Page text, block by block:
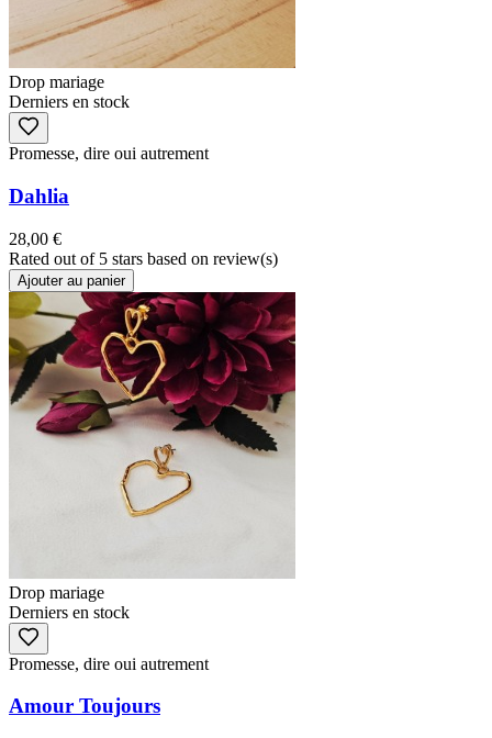
Drop mariage
Derniers en stock
Promesse, dire oui autrement
Dahlia
28,00 €
Rated out of 5 stars based on review(s)
Ajouter au panier
Drop mariage
Derniers en stock
Promesse, dire oui autrement
Amour Toujours